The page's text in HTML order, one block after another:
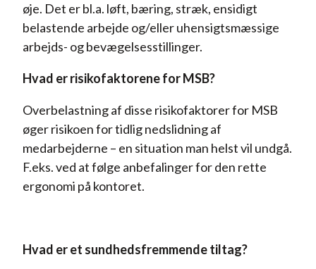
øje. Det er bl.a. løft, bæring, stræk, ensidigt
belastende arbejde og/eller uhensigtsmæssige
arbejds- og bevægelsesstillinger.
Hvad er risikofaktorene for MSB?
Overbelastning af disse risikofaktorer for MSB
øger risikoen for tidlig nedslidning af
medarbejderne – en situation man helst vil undgå.
F.eks. ved at følge anbefalinger for den rette
ergonomi på kontoret.
Hvad er et sundhedsfremmende tiltag?